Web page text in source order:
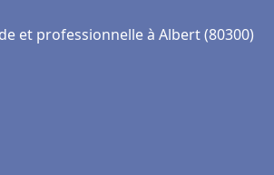
et professionnelle à Albert (80300)